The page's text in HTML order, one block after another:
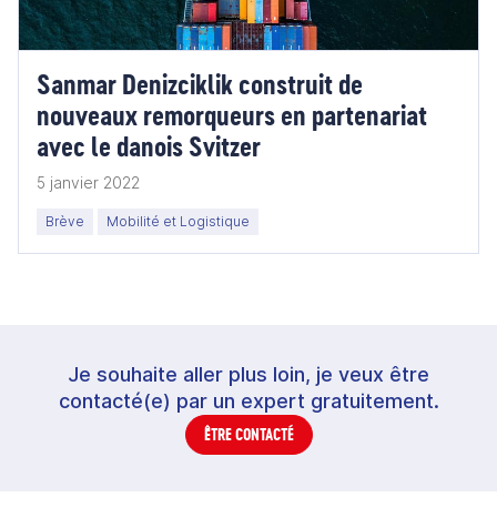
Sanmar Denizciklik construit de
nouveaux remorqueurs en partenariat
avec le danois Svitzer
5 janvier 2022
Brève Mobilité et Logistique
Je souhaite aller plus loin, je veux être
contacté(e) par un expert gratuitement.
ÊTRE CONTACTÉ